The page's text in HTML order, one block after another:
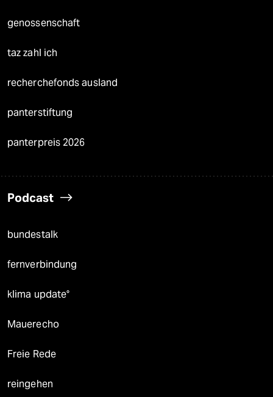
genossenschaft
taz zahl ich
recherchefonds ausland
panterstiftung
panterpreis 2026
Podcast
bundestalk
fernverbindung
klima update°
Mauerecho
Freie Rede
reingehen